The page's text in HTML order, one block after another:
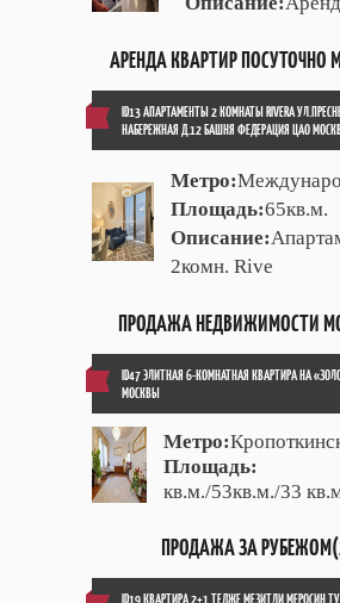
АРЕНДА КВАРТИР ПОСУТОЧНО
ID13 АПАРТАМЕНТЫ 2 КОМНАТЫ RIVERA
НАБЕРЕЖНАЯ Д.12 БАШНЯ ФЕДЕРАЦИЯ ЦАО
Метро:
Площадь:65кв.м.
Описание:
2комн. Rive
ПРОДАЖА НЕДВИЖИМОСТИ
ID47 ЭЛИТНАЯ 6-КОМНАТНАЯ КВАРТИРА НА
МОСКВЫ
Метро:
Площадь:
кв.м./53кв.м./33
ПРОДАЖА ЗА
ID19 КВАРТИРА 2+1 ТЕДЖЕ МЕЗИТЛИ МЕРОСИН